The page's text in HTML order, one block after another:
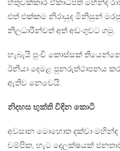
හිතුවක්කාර ඒකාධිපති මහින්ද
එත් එක්කම නිරායුද මිනිසුන්
නිලධාරීන්වත් අත් අඩංගුවට ගමු.
හැබැයි පුංචි කොස්සක්
ඊනියා දෙමළ පුනරුත්ථාපනය
ඇතිව නෙවෙයි.
නිදහස භුක්ති විඳින කොටි
අවසාන මොහොත දක්වා
චම්පික, හැට දෙලක්ෂයක්